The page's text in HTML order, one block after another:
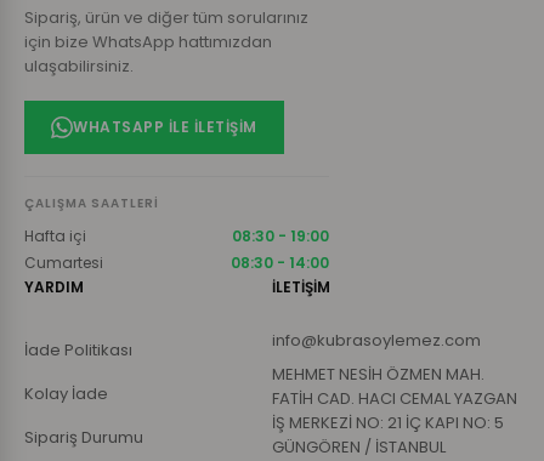
Sipariş, ürün ve diğer tüm sorularınız
için bize WhatsApp hattımızdan
ulaşabilirsiniz.
WHATSAPP ILE İLETIŞIM
ÇALIŞMA SAATLERI
Hafta içi
08:30 - 19:00
Cumartesi
08:30 - 14:00
YARDIM
İade Politikası
Kolay İade
Sipariş Durumu
İLETİŞİM
info@kubrasoylemez.com
MEHMET NESİH ÖZMEN MAH.
FATİH CAD. HACI CEMAL YAZGAN
İŞ MERKEZİ NO: 21 İÇ KAPI NO: 5
GÜNGÖREN / İSTANBUL